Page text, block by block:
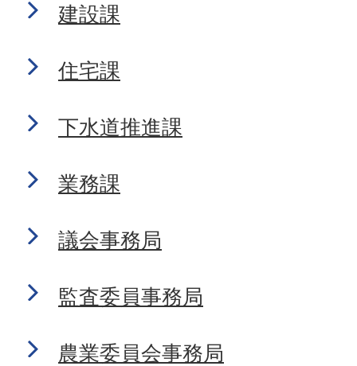
建設課
住宅課
下水道推進課
業務課
議会事務局
監査委員事務局
農業委員会事務局